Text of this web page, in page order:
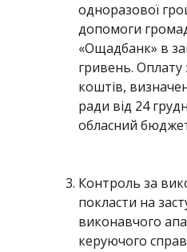
одноразової
допомоги
«Ощадбанк» в
гривень. Оплату
коштів,
ради від 24
обласний
Контроль за
покласти на
виконавчого
керуючого